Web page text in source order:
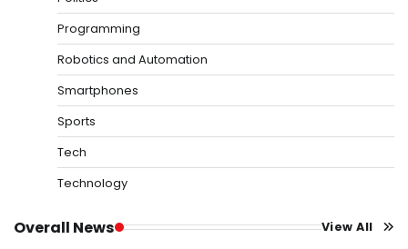
Programming
Robotics and Automation
Smartphones
Sports
Tech
Technology
Overall News View All